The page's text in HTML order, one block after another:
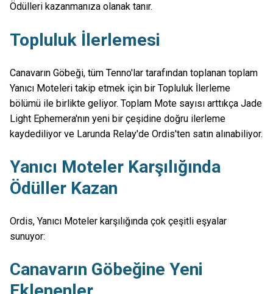
Ödülleri kazanmanıza olanak tanır.
Topluluk İlerlemesi
Canavarın Göbeği, tüm Tenno'lar tarafından toplanan toplam
Yanıcı Moteleri takip etmek için bir Topluluk İlerleme
bölümü ile birlikte geliyor. Toplam Mote sayısı arttıkça Jade
Light Ephemera'nın yeni bir çeşidine doğru ilerleme
kaydediliyor ve Larunda Relay'de Ordis'ten satın alınabiliyor.
Yanıcı Moteler Karşılığında
Ödüller Kazan
Ordis, Yanıcı Moteler karşılığında çok çeşitli eşyalar
sunuyor:
Canavarın Göbeğine Yeni